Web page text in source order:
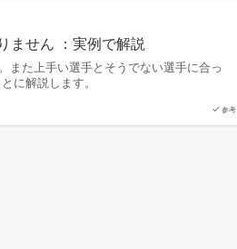
参考
ません ：実例で解説
また上手い選手とそうでない選手に合っ
に解説します。